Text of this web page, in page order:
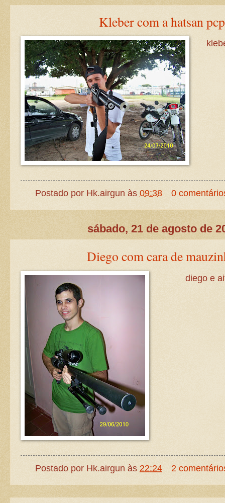
Kleber com a hatsan
Postado por Hk.airgun às09:38 0
sábado, 21 de agosto de
Diego com cara de
diego e
Postado por Hk.airgun às 22:24 2